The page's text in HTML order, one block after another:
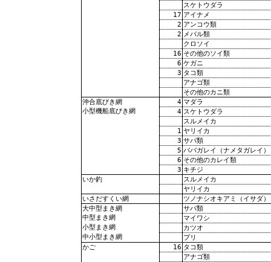
スケトウダラ
17 アイナメ
2 アンコウ類
2 メバル類
クロソイ
16 その他のソイ類
6 ケガニ
3 タコ類
アナゴ類
その他のカニ類
沖合底びき網 4 マダラ
小型機船底びき網 4 スケトウダラ
スルメイカ
1 ヤリイカ
3 サバ類
5 ババガレイ（ナメタガレイ）
6 その他のカレイ類
3 キチジ
いか釣
スルメイカ
ヤリイカ
いさだすくい網 ツノナシオキアミ（イサダ）
大中型まき網 サバ類
中型まき網 マイワシ
小型まき網 カツオ
中小型まき網 ブリ
かご 16 タコ類
アナゴ類